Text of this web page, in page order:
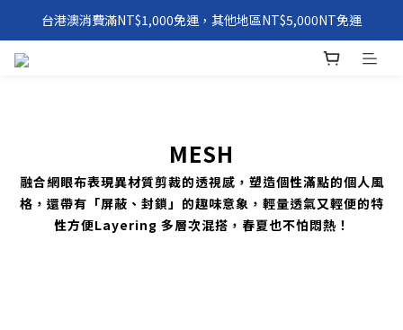
環保永續「 Windxield Leather」 擋風玻璃PVB皮革
台港澳消費滿NT$1,000免運，其他地區NT$5,000NT免運
環保永續「 Windxield Leather」 擋風玻璃PVB皮革
MESH
融合網眼布表現異材質剪裁的透視感，塑造個性滿點的個人風
格，還帶有「屏蔽、封鎖」的趣味意象，輕量透氣又輕便的特
性方便Layering 多層次混搭，春夏也不怕悶熱！